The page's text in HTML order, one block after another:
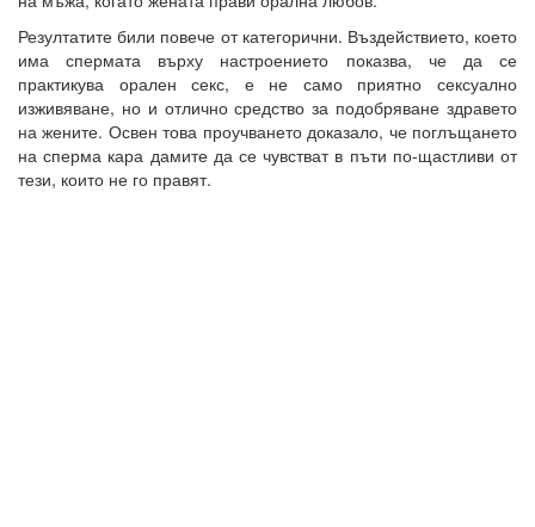
Резултатите били повече от категорични. Въздействието, което
има спермата върху настроението показва, че да се
практикува орален секс, е не само приятно сексуално
изживяване, но и отлично средство за подобряване здравето
на жените. Освен това проучването доказало, че поглъщането
на сперма кара дамите да се чувстват в пъти по-щастливи от
тези, които не го правят.